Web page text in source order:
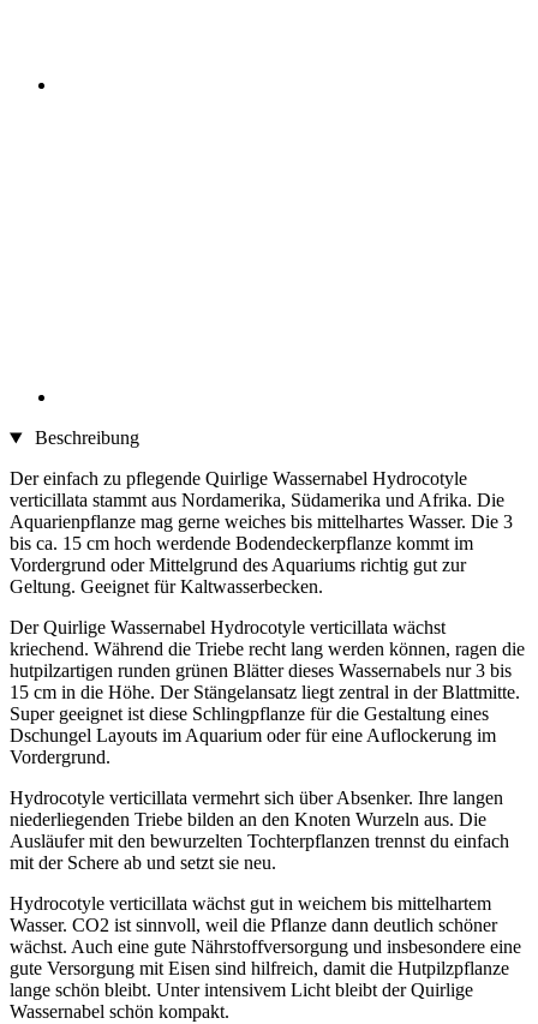
Beschreibung
Der einfach zu pflegende Quirlige Wassernabel Hydrocotyle
verticillata stammt aus Nordamerika, Südamerika und Afrika. Die
Aquarienpflanze mag gerne weiches bis mittelhartes Wasser. Die 3
bis ca. 15 cm hoch werdende Bodendeckerpflanze kommt im
Vordergrund oder Mittelgrund des Aquariums richtig gut zur
Geltung. Geeignet für Kaltwasserbecken.
Der Quirlige Wassernabel Hydrocotyle verticillata wächst
kriechend. Während die Triebe recht lang werden können, ragen die
hutpilzartigen runden grünen Blätter dieses Wassernabels nur 3 bis
15 cm in die Höhe. Der Stängelansatz liegt zentral in der Blattmitte.
Super geeignet ist diese Schlingpflanze für die Gestaltung eines
Dschungel Layouts im Aquarium oder für eine Auflockerung im
Vordergrund.
Hydrocotyle verticillata vermehrt sich über Absenker. Ihre langen
niederliegenden Triebe bilden an den Knoten Wurzeln aus. Die
Ausläufer mit den bewurzelten Tochterpflanzen trennst du einfach
mit der Schere ab und setzt sie neu.
Hydrocotyle verticillata wächst gut in weichem bis mittelhartem
Wasser. CO2 ist sinnvoll, weil die Pflanze dann deutlich schöner
wächst. Auch eine gute Nährstoffversorgung und insbesondere eine
gute Versorgung mit Eisen sind hilfreich, damit die Hutpilzpflanze
lange schön bleibt. Unter intensivem Licht bleibt der Quirlige
Wassernabel schön kompakt.